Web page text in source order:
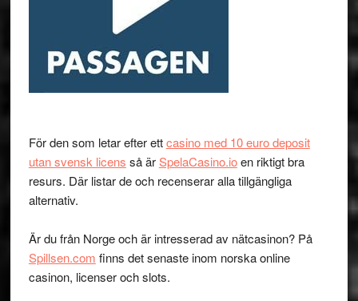
För den som letar efter ettcasino med 10 euro deposit
utan svensk licens så ärSpelaCasino.ioen riktigt bra
resurs. Där listar de och recenserar alla tillgängliga
alternativ.
Är du från Norge och är intresserad av nätcasinon? På
Spillsen.com finns det senaste inom norska online
casinon, licenser och slots.